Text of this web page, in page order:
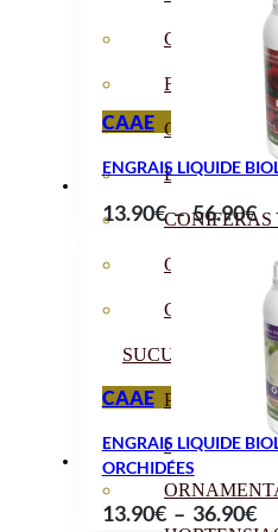
CÍTRICOS
FRUTALES
CÉSPED
BONSAI
CONÍFERAS
OLIVO
CACTUS,
SUCULENTAS
PLANTAS
ORQUIDEAS
à
CAAE
ENGRAIS LIQUIDE
13.90€–56.90€
à
CAAE
ENGRAIS LIQUIDE
ORCHIDÉES
13.90€ – 36.90€